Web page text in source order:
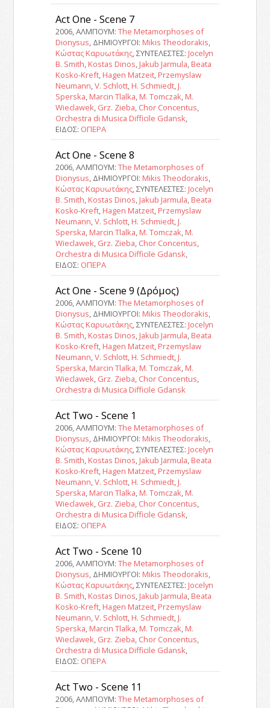
Act One - Scene 7
2006, ΑΛΜΠΟΥΜ: The Metamorphoses of
Dionysus, ΔΗΜΙΟΥΡΓΟΙ: Mikis Theodorakis,
Κώστας Καρυωτάκης, ΣΥΝΤΕΛΕΣΤΕΣ: Jocelyn
B. Smith, Kostas Dinos, Jakub Jarmula, Beata
Kosko-Kreft, Hagen Matzeit, Przemyslaw
Neumann,V. Schlott, H. Schmiedt, J.
Sperska, Marcin Tlalka, M. Tomczak, M.
Wieclawek, Grz. Zieba, Chor Concentus,
Orchestra di Musica Difficile Gdansk,
ΕΙΔΟΣ: ΟΠΕΡΑ
Act One - Scene 8
2006, ΑΛΜΠΟΥΜ: The Metamorphoses of
Dionysus, ΔΗΜΙΟΥΡΓΟΙ: Mikis Theodorakis,
Κώστας Καρυωτάκης, ΣΥΝΤΕΛΕΣΤΕΣ: Jocelyn
B. Smith, Kostas Dinos, Jakub Jarmula, Beata
Kosko-Kreft, Hagen Matzeit, Przemyslaw
Neumann,V. Schlott, H. Schmiedt, J.
Sperska, Marcin Tlalka, M. Tomczak, M.
Wieclawek, Grz. Zieba, Chor Concentus,
Orchestra di Musica Difficile Gdansk,
ΕΙΔΟΣ: ΟΠΕΡΑ
Act One - Scene 9 (Δρόμος)
2006, ΑΛΜΠΟΥΜ: The Metamorphoses of
Dionysus, ΔΗΜΙΟΥΡΓΟΙ: Mikis Theodorakis,
Κώστας Καρυωτάκης, ΣΥΝΤΕΛΕΣΤΕΣ: Jocelyn
B. Smith, Kostas Dinos, Jakub Jarmula, Beata
Kosko-Kreft, Hagen Matzeit, Przemyslaw
Neumann,V. Schlott, H. Schmiedt, J.
Sperska, Marcin Tlalka, M. Tomczak, M.
Wieclawek, Grz. Zieba, Chor Concentus,
Orchestra di Musica Difficile Gdansk
Act Two - Scene 1
2006, ΑΛΜΠΟΥΜ: The Metamorphoses of
Dionysus, ΔΗΜΙΟΥΡΓΟΙ: Mikis Theodorakis,
Κώστας Καρυωτάκης, ΣΥΝΤΕΛΕΣΤΕΣ: Jocelyn
B. Smith, Kostas Dinos, Jakub Jarmula, Beata
Kosko-Kreft, Hagen Matzeit, Przemyslaw
Neumann,V. Schlott, H. Schmiedt, J.
Sperska, Marcin Tlalka, M. Tomczak, M.
Wieclawek, Grz. Zieba, Chor Concentus,
Orchestra di Musica Difficile Gdansk,
ΕΙΔΟΣ: ΟΠΕΡΑ
Act Two - Scene 10
2006, ΑΛΜΠΟΥΜ: The Metamorphoses of
Dionysus, ΔΗΜΙΟΥΡΓΟΙ: Mikis Theodorakis,
Κώστας Καρυωτάκης, ΣΥΝΤΕΛΕΣΤΕΣ: Jocelyn
B. Smith, Kostas Dinos, Jakub Jarmula, Beata
Kosko-Kreft, Hagen Matzeit, Przemyslaw
Neumann,V. Schlott, H. Schmiedt, J.
Sperska, Marcin Tlalka, M. Tomczak, M.
Wieclawek, Grz. Zieba, Chor Concentus,
Orchestra di Musica Difficile Gdansk,
ΕΙΔΟΣ: ΟΠΕΡΑ
Act Two - Scene 11
2006, ΑΛΜΠΟΥΜ: The Metamorphoses of